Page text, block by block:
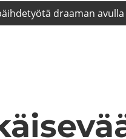
draa­man avul­la